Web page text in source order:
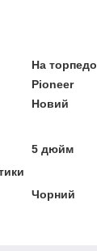
На торпедо
Pioneer
Новий
5 дюйм
Чорний